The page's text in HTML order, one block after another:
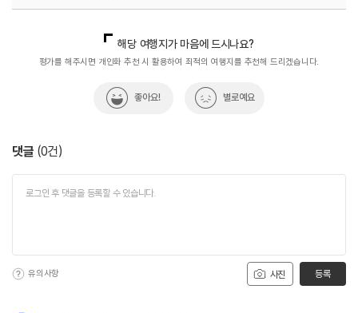
해당 여행지가 마음에 드시나요?
평가를 해주시면 개인화 추천 시 활용하여 최적의 여행지를 추천해 드리겠습니다.
좋아요! 별로예요
댓글 (0건)
사진
유의사항 등록